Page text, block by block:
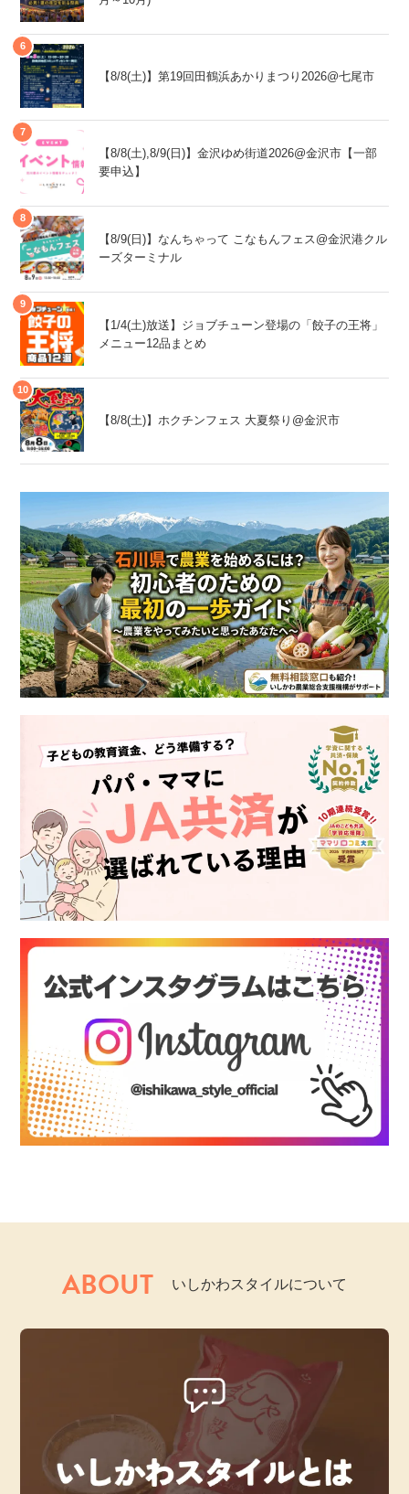
【8/8(土)】第19回田鶴浜あかりまつり2026@七尾市
【8/8(土),8/9(日)】金沢ゆめ街道2026@金沢市【一部
要申込】
【8/9(日)】なんちゃって こなもんフェス@金沢港クル
ーズターミナル
【1/4(土)放送】ジョブチューン登場の「餃子の王将」
メニュー12品まとめ
【8/8(土)】ホクチンフェス 大夏祭り@金沢市
ABOUT いしかわスタイルについて